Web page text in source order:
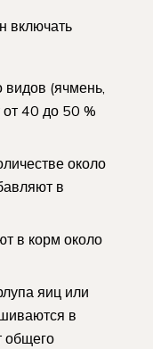
включать
видов (ячмень,
от 40 до 50 %
около
в
в корм около
яиц или
в
общего